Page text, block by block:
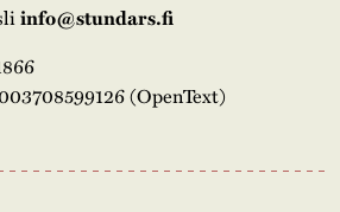
info@stundars.fi
(OpenText)